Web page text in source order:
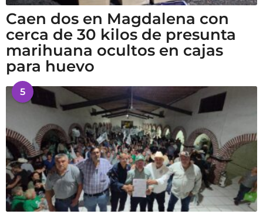
Caen dos en Magdalena con
cerca de 30 kilos de presunta
marihuana ocultos en cajas
para huevo
5